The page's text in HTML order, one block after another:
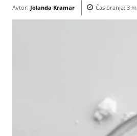
Avtor: Jolanda Kramar Čas branja: 3